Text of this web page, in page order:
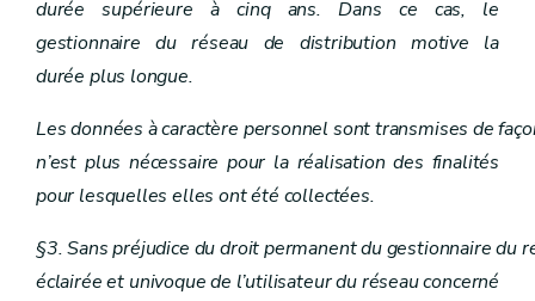
durée supérieure à cinq ans. Dans ce cas, le
gestionnaire du réseau de distribution motive la
durée plus longue.
Les données à caractère personnel sont transmises de
n’est plus nécessaire pour la réalisation des finalités
pour lesquelles elles ont été collectées.
§3. Sans préjudice du droit permanent du gestionnaire du
éclairée et univoque de l’utilisateur du réseau concerné